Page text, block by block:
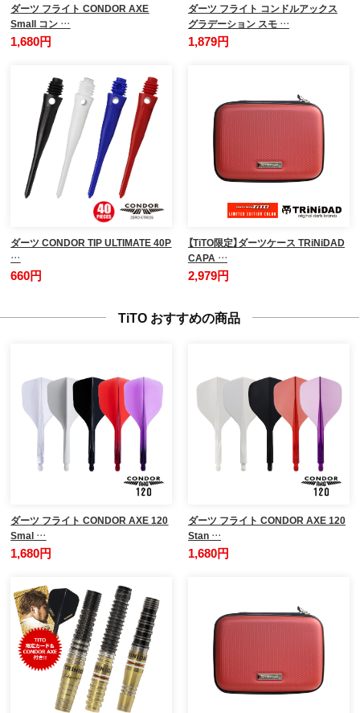
ダーツ フライト CONDOR AXE
Small コン …
1,680円
ダーツ フライト コンドルアックス
グラデーション スモ …
1,879円
ダーツ CONDOR TIP ULTIMATE 40P
…
660円
【TiTO限定】ダーツケース TRiNiDAD
CAPA …
2,979円
TiTO おすすめの商品
ダーツ フライト CONDOR AXE 120
Smal …
1,680円
ダーツ フライト CONDOR AXE 120
Stan …
1,680円